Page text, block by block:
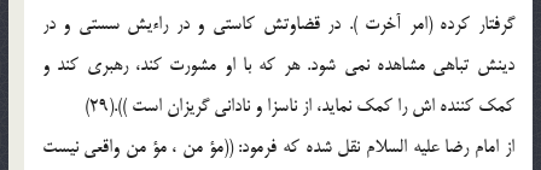
گرفتار كرده (امر آخرت ). در قضاوتش كاستى و در راءيش سستى و در
دينش تباهى مشاهده نمى شود. هر كه با او مشورت كند، رهبرى كند و
كمك كننده اش را كمك نمايد، از ناسزا و نادانى گريزان است )).(29)
از امام رضا عليه السلام نقل شده كه فرمود: ((مؤ من ، مؤ من واقعى نيست